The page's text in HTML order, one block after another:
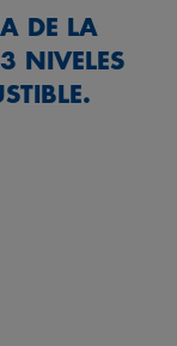
DE LA
NIVELES